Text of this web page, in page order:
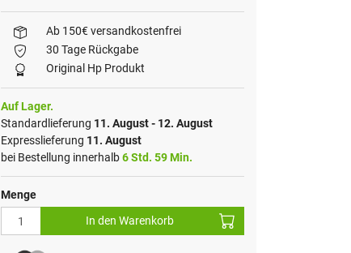
Ab 150€ versandkostenfrei
30 Tage Rückgabe
Original Hp Produkt
Auf Lager.
Standardlieferung 11. August - 12. August
Expresslieferung 11. August
bei Bestellung innerhalb6 Std. 59 Min.
Menge
In den Warenkorb